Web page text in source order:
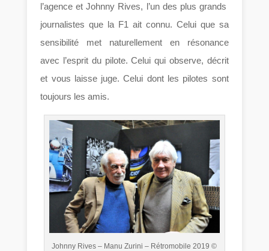
l’agence et Johnny Rives, l’un des plus grands
journalistes que la F1 ait connu. Celui que sa
sensibilité met naturellement en résonance
avec l’esprit du pilote. Celui qui observe, décrit
et vous laisse juge. Celui dont les pilotes sont
toujours les amis.
Johnny Rives – Manu Zurini – Rétromobile 2019 ©